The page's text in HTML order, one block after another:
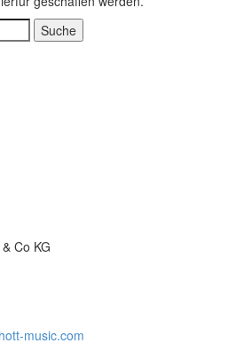
Co KG
music.com